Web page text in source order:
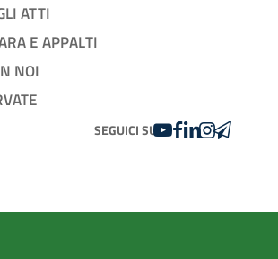
ATTI
E APPALTI
NOI
SEGUICI SUYOUTUBE
FACEBOOK
LINKEDIN
INSTAGRAM